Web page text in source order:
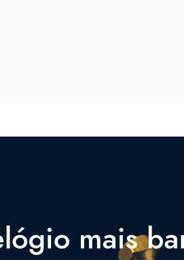
mais